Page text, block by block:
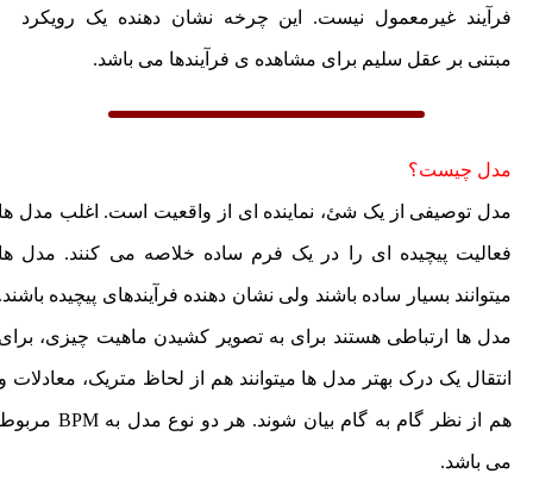
فرآیند غیرمعمول نیست. این چرخه نشان دهنده یک رویکرد
مبتنی بر عقل سلیم برای مشاهده ی فرآیندها می باشد.
مدل چیست؟
مدل توصیفی از یک شئ، نماینده ای از واقعیت است. اغلب مدل ها
فعالیت پیچیده ای را در یک فرم ساده خلاصه می کنند. مدل ها
میتوانند بسیار ساده باشند ولی نشان دهنده فرآیندهای پیچیده باشند.
مدل ها ارتباطی هستند برای به تصویر کشیدن ماهیت چیزی، برای
انتقال یک درک بهتر مدل ها میتوانند هم از لحاظ متریک، معادلات و
هم از نظر گام به گام بیان شوند. هر دو نوع مدل به BPM مربوط
می باشد.